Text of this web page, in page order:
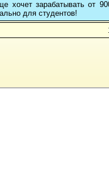
хочет зарабатывать от
для студентов!